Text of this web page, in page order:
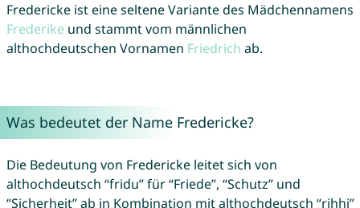
Fredericke ist eine seltene Variante des Mädchennamens
Frederike und stammt vom männlichen
althochdeutschen Vornamen Friedrich ab.
Was bedeutet der Name Fredericke?
Die Bedeutung von Fredericke leitet sich von
althochdeutsch “fridu” für “Friede”, “Schutz” und
“Sicherheit” ab in Kombination mit althochdeutsch “rihhi”